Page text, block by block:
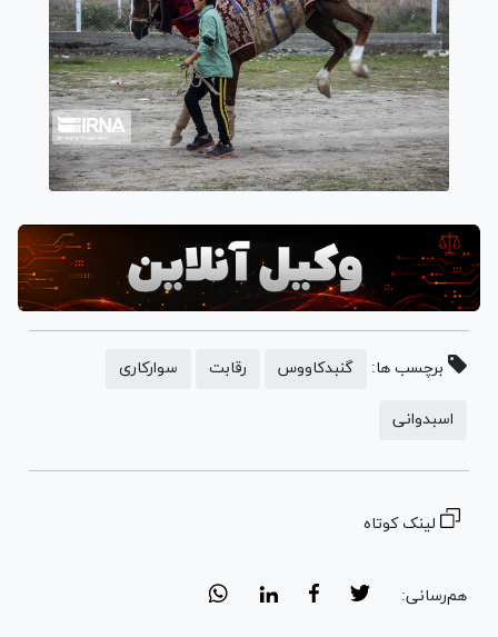
برچسب ها: گنبدکاووس رقابت سوارکاری
اسبدوانی
لینک کوتاه
هم‌رسانی: